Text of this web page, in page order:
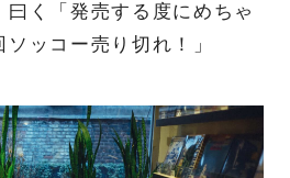
曰く「発売する度にめちゃ
ッコー売り切れ！」